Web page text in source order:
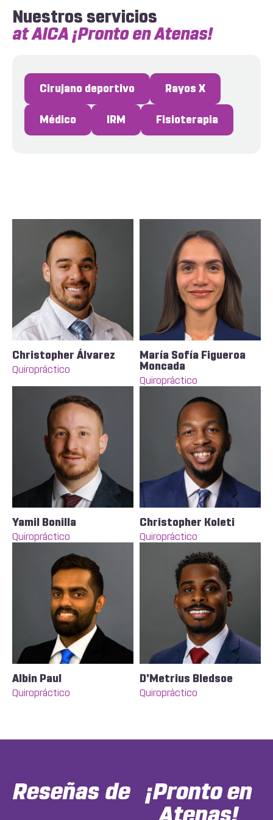
Nuestros servicios
at AICA ¡Pronto en Atenas!
Cirujano deportivo Rayos X
Médico IRM Fisioterapia
Christopher Álvarez
Quiropráctico
María Sofía Figueroa
Moncada
Quiropráctico
Yamil Bonilla
Quiropráctico
Christopher Koleti
Quiropráctico
Albin Paul
Quiropráctico
D’Metrius Bledsoe
Quiropráctico
¡Pronto en
Reseñas